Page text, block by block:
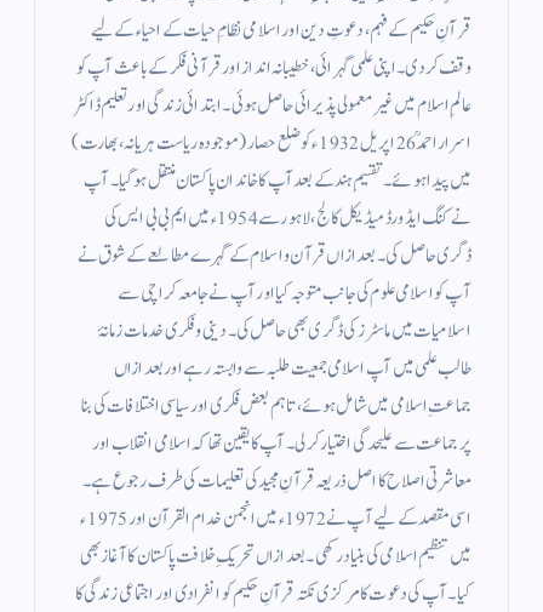
قرآنِ حکیم کے فہم، دعوتِ دین اور اسلامی نظامِ حیات کے احیاء کے لیے
وقف کر دی۔ اپنی علمی گہرائی، خطیبانہ انداز اور قرآنی فکر کے باعث آپ کو
عالمِ اسلام میں غیر معمولی پذیرائی حاصل ہوئی۔ ابتدائی زندگی اور تعلیم ڈاکٹر
اسرار احمدؒ 26 اپریل 1932ء کو ضلع حصار (موجودہ ریاست ہریانہ، بھارت)
میں پیدا ہوئے۔ تقسیمِ ہند کے بعد آپ کا خاندان پاکستان منتقل ہو گیا۔ آپ
نے کنگ ایڈورڈ میڈیکل کالج، لاہور سے 1954ء میں ایم بی بی ایس کی
ڈگری حاصل کی۔ بعد ازاں قرآن و اسلام کے گہرے مطالعے کے شوق نے
آپ کو اسلامی علوم کی جانب متوجہ کیا اور آپ نے جامعہ کراچی سے
اسلامیات میں ماسٹرز کی ڈگری بھی حاصل کی۔ دینی و فکری خدمات زمانۂ
طالب علمی میں آپ اسلامی جمعیت طلبہ سے وابستہ رہے اور بعد ازاں
جماعتِ اسلامی میں شامل ہوئے، تاہم بعض فکری اور سیاسی اختلافات کی بنا
پر جماعت سے علیحدگی اختیار کر لی۔ آپ کا یقین تھا کہ اسلامی انقلاب اور
معاشرتی اصلاح کا اصل ذریعہ قرآنِ مجید کی تعلیمات کی طرف رجوع ہے۔
اسی مقصد کے لیے آپ نے 1972ء میں انجمن خدام القرآن اور 1975ء
میں تنظیمِ اسلامی کی بنیاد رکھی۔ بعد ازاں تحریکِ خلافت پاکستان کا آغاز بھی
کیا۔ آپ کی دعوت کا مرکزی نکتہ قرآنِ حکیم کو انفرادی اور اجتماعی زندگی کا